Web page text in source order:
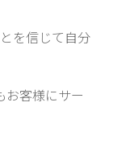
を信じて自分
客様にサー